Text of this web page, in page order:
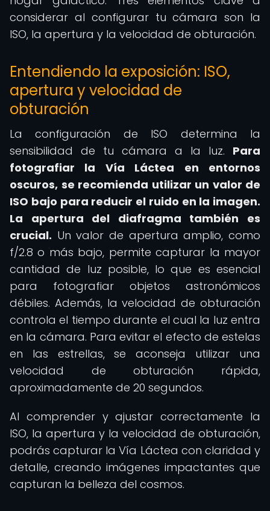
considerar al configurar tu cámara son la
ISO, la apertura y la velocidad de obturación.
Entendiendo la exposición: ISO,
apertura y velocidad de
obturación
La configuración de ISO determina la
sensibilidad de tu cámara a la luz. Para
fotografiar la Vía Láctea en entornos
oscuros, se recomienda utilizar un valor de
ISO bajo para reducir el ruido en la imagen.
La apertura del diafragma también es
crucial. Un valor de apertura amplio, como
f/2.8 o más bajo, permite capturar la mayor
cantidad de luz posible, lo que es esencial
para fotografiar objetos astronómicos
débiles. Además, la velocidad de obturación
controla el tiempo durante el cual la luz entra
en la cámara. Para evitar el efecto de estelas
en las estrellas, se aconseja utilizar una
velocidad de obturación rápida,
aproximadamente de 20 segundos.
Al comprender y ajustar correctamente la
ISO, la apertura y la velocidad de obturación,
podrás capturar la Vía Láctea con claridad y
detalle, creando imágenes impactantes que
capturan la belleza del cosmos.